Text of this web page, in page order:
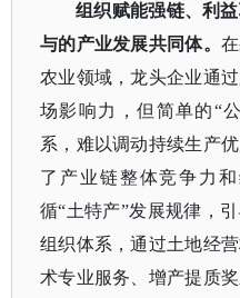
组织赋能强链、利
与的产业发展共同体。
农业领域，龙头企业通
场影响力，但简单的“
系，难以调动持续生产
了产业链整体竞争力
循“土特产”发展规律，
组织体系，通过土地经
术专业服务、增产提质